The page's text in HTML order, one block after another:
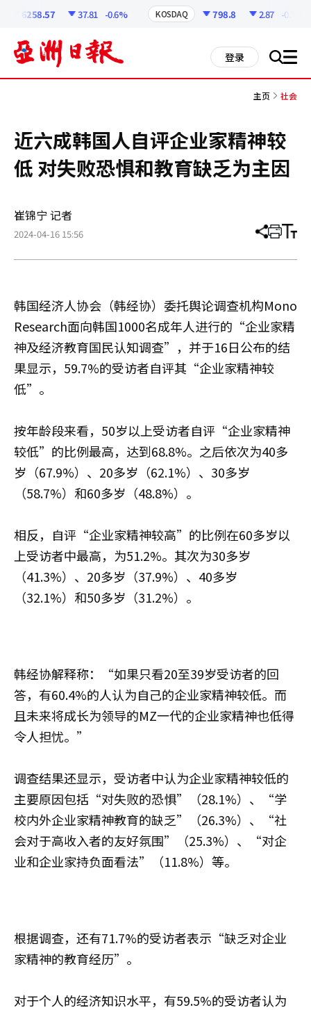
6258.57 37.81 -0.6% KOSDAQ 798.8 2.87 -0.36%
登录 搜 all
主页 社会
近六成韩国人自评企业家精神较
低 对失败恐惧和教育缺乏为主因
崔锦宁 记者
2024-04-16 15:56 分
章
打 调
小
韩国经济人协会（韩经协）委托舆论调查机构Mono
Research面向韩国1000名成年人进行的“企业家精
神及经济教育国民认知调查”，并于16日公布的结
果显示，59.7%的受访者自评其“企业家精神较
低”。
按年龄段来看，50岁以上受访者自评“企业家精神
较低”的比例最高，达到68.8%。之后依次为40多
岁（67.9%）、20多岁（62.1%）、30多岁
（58.7%）和60多岁（48.8%）。
相反，自评“企业家精神较高”的比例在60多岁以
上受访者中最高，为51.2%。其次为30多岁
（41.3%）、20多岁（37.9%）、40多岁
（32.1%）和50多岁（31.2%）。
韩经协解释称：“如果只看20至39岁受访者的回
答，有60.4%的人认为自己的企业家精神较低。而
且未来将成长为领导的MZ一代的企业家精神也低得
令人担忧。”
调查结果还显示，受访者中认为企业家精神较低的
主要原因包括“对失败的恐惧”（28.1%）、“学
校内外企业家精神教育的缺乏”（26.3%）、“社
会对于高收入者的友好氛围”（25.3%）、“对企
业和企业家持负面看法”（11.8%）等。
根据调查，还有71.7%的受访者表示“缺乏对企业
家精神的教育经历”。
对于个人的经济知识水平，有59.5%的受访者认为